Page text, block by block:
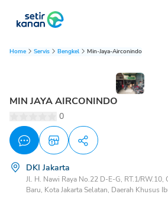
Home Servis Bengkel Min-Jaya-Airconindo
MIN JAYA AIRCONINDO
0
DKI Jakarta
Jl. H. Nawi Raya No.22 D-E-G, RT.1/RW.10,
Baru, Kota Jakarta Selatan, Daerah Khusus